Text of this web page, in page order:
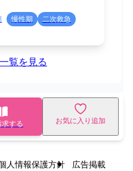
慢性期
二次救急
覧を見る
する お気に入り追加
人情報保護方針
広告掲載